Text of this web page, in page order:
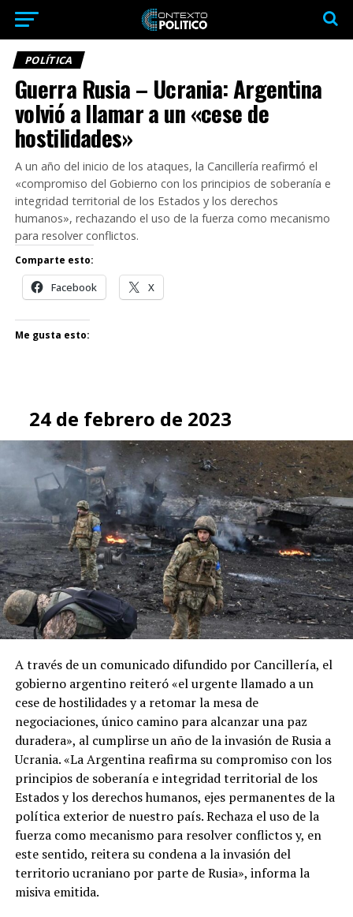
POLÍTICA
Guerra Rusia – Ucrania: Argentina
volvió a llamar a un «cese de
hostilidades»
A un año del inicio de los ataques, la Cancillería reafirmó el
«compromiso del Gobierno con los principios de soberanía e
integridad territorial de los Estados y los derechos
humanos», rechazando el uso de la fuerza como mecanismo
para resolver conflictos.
Comparte esto:
Facebook X
Me gusta esto:
24 de febrero de 2023
A través de un comunicado difundido por Cancillería, el
gobierno argentino reiteró «el urgente llamado a un
cese de hostilidades y a retomar la mesa de
negociaciones, único camino para alcanzar una paz
duradera», al cumplirse un año de la invasión de Rusia a
Ucrania. «La Argentina reafirma su compromiso con los
principios de soberanía e integridad territorial de los
Estados y los derechos humanos, ejes permanentes de la
política exterior de nuestro país. Rechaza el uso de la
fuerza como mecanismo para resolver conflictos y, en
este sentido, reitera su condena a la invasión del
territorio ucraniano por parte de Rusia», informa la
misiva emitida.